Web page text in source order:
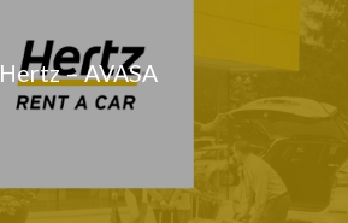
Hertz – AVASA